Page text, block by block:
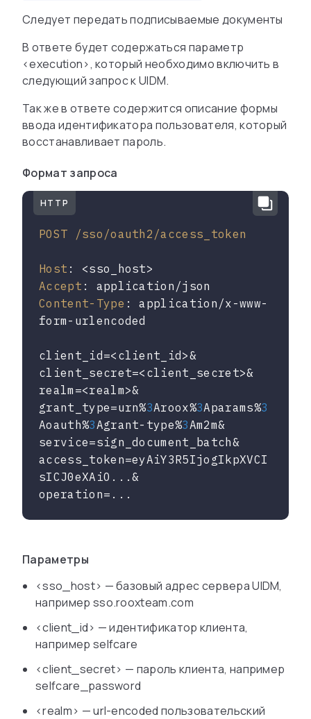
Следует передать подписываемые документы
В ответе будет содержаться параметр
<execution>, который необходимо включить в
следующий запрос к UIDM.
Так же в ответе содержится описание формы
ввода идентификатора пользователя, который
восстанавливает пароль.
Формат запроса
POST /sso/oauth2/access_token
Host
Accept
Content-Type : application/x-www-
form-urlencoded
client_id
client_secret
realm
grant_type=urn%3Aroox%3Aparams%3
Aoauth%3Agrant-type%3
service
=sign_document_batch&
access_token=eyAiY3R5IjogIkpXVCI
operation=...
HTTP
Параметры
<sso_host> — базовый адрес сервера UIDM,
например sso.rooxteam.com
<client_id> — идентификатор клиента,
например selfcare
<client_secret> — пароль клиента, например
selfcare_password
<realm> — url-encoded пользовательский